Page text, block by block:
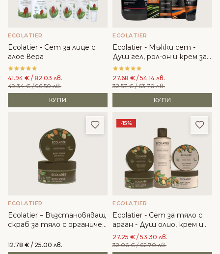
ECOLATIER
Ecolatier - Сет за лице с
алое вера
41.94 € / 82.03 лв.
49.34€/ 96.50 лв.
КУПИ
ECOLATIER
Ecolatier - Мъжки сет -
Душ гел, рол-он и крем за
лице
27.68 € / 54.14 лв.
32.57€/ 63.70 лв.
КУПИ
Добави в любими
ECOLATIER
Ecolatier – Възстановяващ
скраб за тяло с органичен
12.78 € / 25.00 лв.
-15%
ECOLATIER
Ecolatier - Сет за тяло с
арган - Душ олио, крем и
скраб за тяло
27.25 € / 53.30 лв.
32.06€/ 62.70 лв.